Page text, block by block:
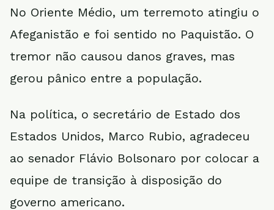
No Oriente Médio, um terremoto atingiu o
Afeganistão e foi sentido no Paquistão. O
tremor não causou danos graves, mas
gerou pânico entre a população.
Na política, o secretário de Estado dos
Estados Unidos, Marco Rubio, agradeceu
ao senador Flávio Bolsonaro por colocar a
equipe de transição à disposição do
governo americano.